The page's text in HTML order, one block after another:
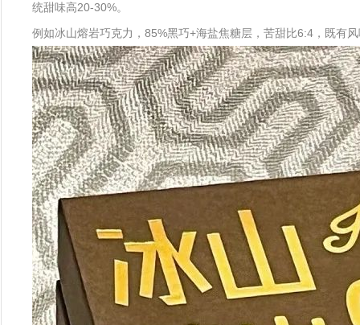
统甜味高20-30%。
例如冰山熔岩巧克力，85%黑巧+海盐焦糖层，苦甜比6:4，既有